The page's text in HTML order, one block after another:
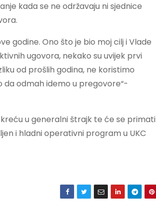
kada se ne održavaju ni sjednice
godine. Ono što je bio moj cilj i Vlade
ugovora, nekako su uvijek prvi
od prošlih godina, ne koristimo
da odmah idemo u pregovore“-
u generalni štrajk te će se primati
i hladni operativni program u UKC